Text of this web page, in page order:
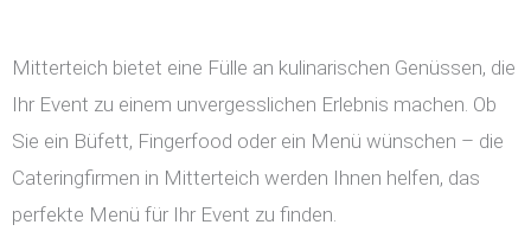
Mitterteich bietet eine Fülle an kulinarischen Genüssen, die
Ihr Event zu einem unvergesslichen Erlebnis machen. Ob
Sie ein Büfett, Fingerfood oder ein Menü wünschen – die
Cateringfirmen in Mitterteich werden Ihnen helfen, das
perfekte Menü für Ihr Event zu finden.